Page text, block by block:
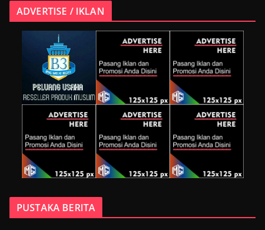
ADVERTISE / IKLAN
PUSTAKA BERITA